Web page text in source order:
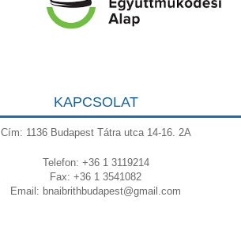
KAPCSOLAT
Cím: 1136 Budapest Tátra utca 14-16. 2A
Telefon: +36 1 3119214
Fax: +36 1 3541082
Email: bnaibrithbudapest@gmail.com